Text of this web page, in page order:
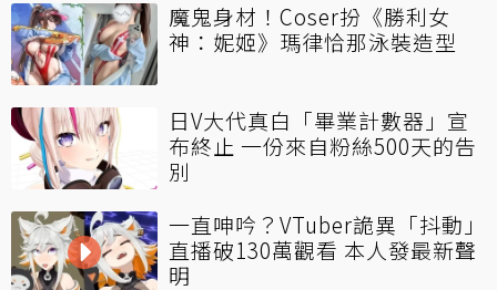
魔鬼身材！Coser扮《勝利女
神：妮姬》瑪律恰那泳裝造型
日V大代真白「畢業計數器」宣
布終止 一份來自粉絲500天的告
別
一直呻吟？VTuber詭異「抖動」
直播破130萬觀看 本人發最新聲
明